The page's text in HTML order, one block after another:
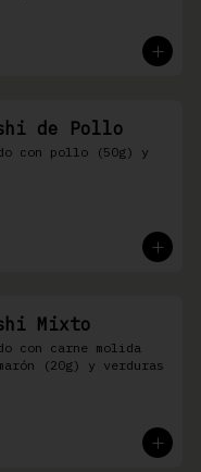
de Pollo
con pollo (50g) y
Mixto
con carne molida
(20g) y verduras